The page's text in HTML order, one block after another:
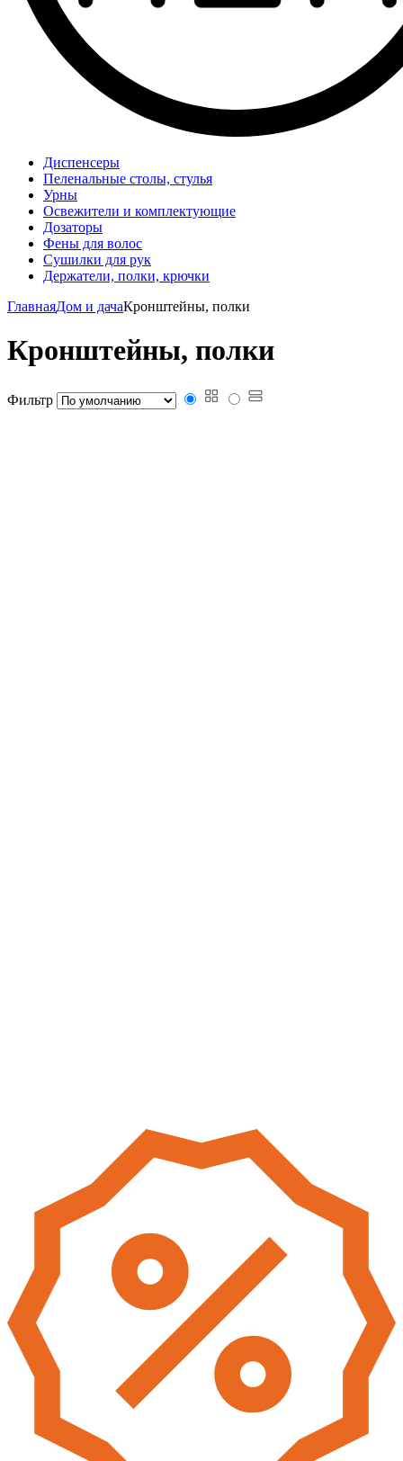
Диспенсеры
Пеленальные столы, стулья
Урны
Освежители и комплектующие
Дозаторы
Фены для волос
Сушилки для рук
Держатели, полки, крючки
ГлавнаяДом и дачаКронштейны, полки
Кронштейны, полки
Фильтр